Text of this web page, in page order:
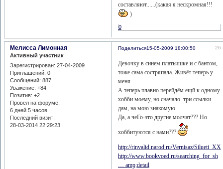
составляют......(какая я нескромная!!!
)
0
Поделиться 26
15-05-2009 18:00:50
Мелисса Лимонная
Активный участник
Зарегистрирован: 27-04-2009
Приглашений: 0
Сообщений: 887
Уважение: +84
Позитив: +2
Провел на форуме:
6 дней 5 часов
Последний визит:
28-03-2014 22:29:23
Девочку в синем платьишке и с бантом,
тоже сама состряпала. Живёт теперь у
меня....
А теперь плавно перейдём ещй к одному
хобби моему, но сначало три ссылки
дам, на мою знакомую.
Да, а чеГо-это другие молчат??? Но
хоббитуются с нами???
http://rinvalid.narod.ru/Vernisaz/
http://www.bookvoed.ru/searching_for_sh
… amp;detail